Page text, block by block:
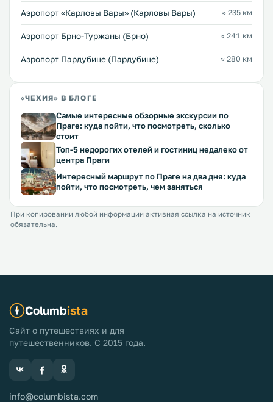
Аэропорт «Карловы Вары» (Карловы Вары) ≈ 235 км
Аэропорт Брно-Туржаны (Брно) ≈ 241 км
Аэропорт Пардубице (Пардубице) ≈ 280 км
«ЧЕХИЯ» В БЛОГЕ
Самые интересные обзорные экскурсии по
Праге: куда пойти, что посмотреть, сколько
стоит
Топ-5 недорогих отелей и гостиниц недалеко от
центра Праги
Интересный маршрут по Праге на два дня: куда
пойти, что посмотреть, чем заняться
При копировании любой информации активная ссылка на источник
обязательна.
Columbista
Сайт о путешествиях и для
путешественников. С 2015 года.
info@columbista.com